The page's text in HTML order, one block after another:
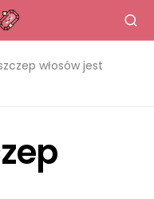
włosów jest